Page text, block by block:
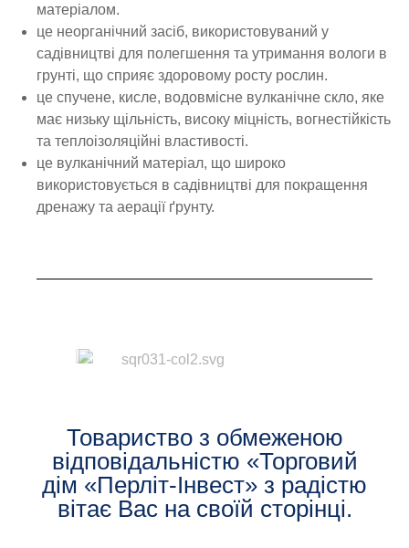
матеріалом.
це неорганічний засіб, використовуваний у
садівництві для полегшення та утримання вологи в
грунті, що сприяє здоровому росту рослин.
це спучене, кисле, водовмісне вулканічне скло, яке
має низьку щільність, високу міцність, вогнестійкість
та теплоізоляційні властивості.
це вулканічний матеріал, що широко
використовується в садівництві для покращення
дренажу та аерації ґрунту.
Товариство з обмеженою
відповідальністю «Торговий
дім «Перліт-Інвест» з радістю
вітає Вас на своїй сторінці.